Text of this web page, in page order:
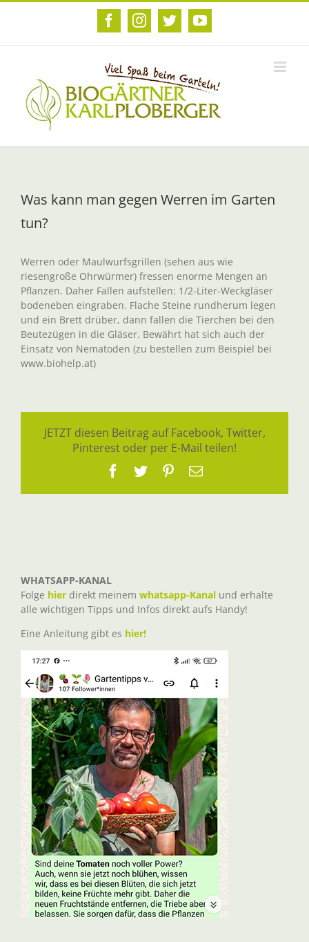
Zum
FacebookInstagram
TwitterYouTube
Was kann man gegen Werren im Garten
tun?
Werren oder Maulwurfsgrillen (sehen aus wie
riesengroße Ohrwürmer) fressen enorme Mengen an
Pflanzen. Daher Fallen aufstellen: 1/2-Liter-Weckgläser
bodeneben eingraben. Flache Steine rundherum legen
und ein Brett drüber, dann fallen die Tierchen bei den
Beutezügen in die Gläser. Bewährt hat sich auch der
Einsatz von Nematoden (zu bestellen zum Beispiel bei
www.biohelp.at)
JETZT diesen Beitrag auf Facebook, Twitter,
Pinterest oder per E-Mail teilen!
Facebook
TwitterPinterest
E-
WHATSAPP-KANAL
Folge hier direkt meinem whatsapp-Kanal und erhalte
alle wichtigen Tipps und Infos direkt aufs Handy!
Eine Anleitung gibt es hier!